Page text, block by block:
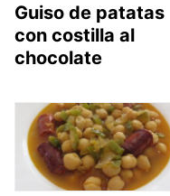
Guiso de patatas
con costilla al
chocolate